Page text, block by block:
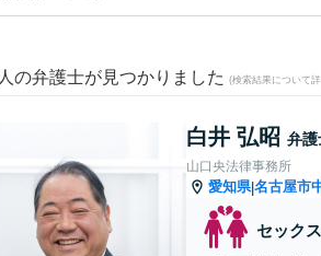
人の弁護士が見つかりました (検索結果について
白井 弘昭 弁護
山口央法律事務所
愛知県|名古屋市
セック